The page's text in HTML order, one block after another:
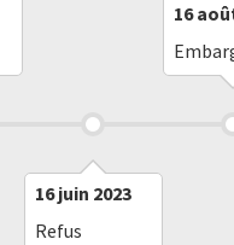
16 juin 2023
Refus
16